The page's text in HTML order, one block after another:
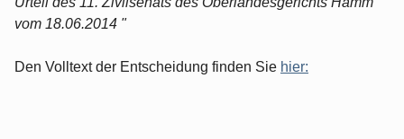
vom 18.06.2014 "
Den Volltext der Entscheidung finden Sie hier: